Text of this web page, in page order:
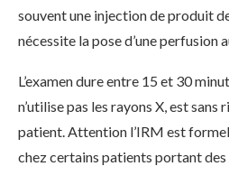
souvent une injection de produit
nécessite la pose d’une perfusion
L’examen dure entre 15 et 30
n’utilise pas les rayons X, est
patient. Attention l’IRM est
chez certains patients portant